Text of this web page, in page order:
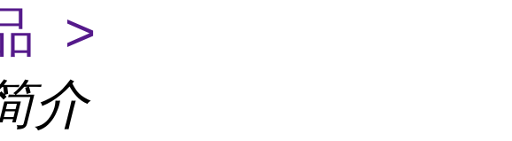
>
介